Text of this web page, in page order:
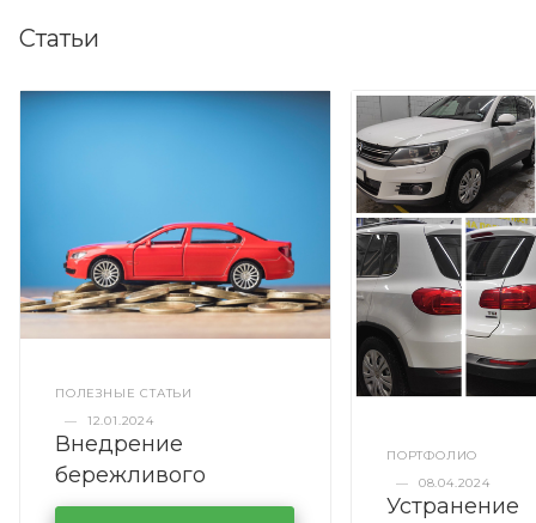
Статьи
ПОЛЕЗНЫЕ СТАТЬИ
—
12.01.2024
Внедрение
бережливого
производства в
ПОРТФОЛИО
—
08.04.2024
Устранение